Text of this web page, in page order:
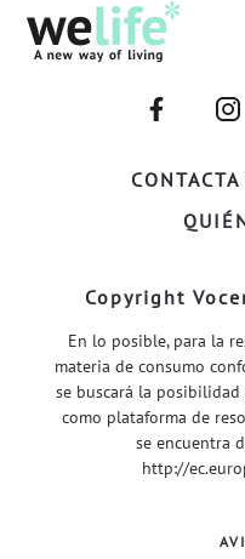
–
–
Copyright
En lo posible, para la
materia de consumo
se buscará la
como plataforma de
se encuentra
http://